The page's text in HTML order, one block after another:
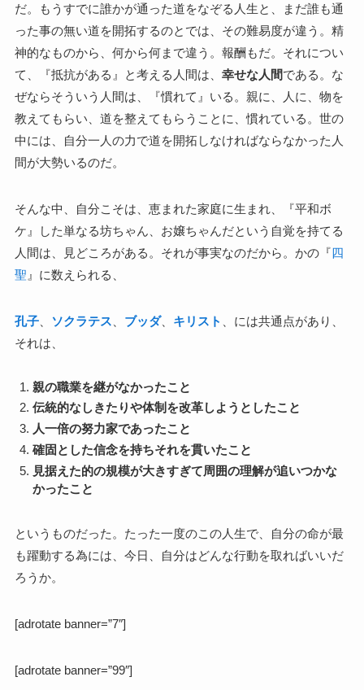
だ。もうすでに誰かが通った道をなぞる人生と、まだ誰も通
った事の無い道を開拓するのとでは、その難易度が違う。精
神的なものから、何から何まで違う。報酬もだ。それについ
て、『抵抗がある』と考える人間は、 幸せな人間である。な
ぜならそういう人間は、『慣れて』いる。親に、人に、物を
教えてもらい、道を整えてもらうことに、慣れている。世の
中には、自分一人の力で道を開拓しなければならなかった人
間が大勢いるのだ。
そんな中、自分こそは、恵まれた家庭に生まれ、『平和ボ
ケ』した単なる坊ちゃん、お嬢ちゃんだという自覚を持てる
人間は、見どころがある。それが事実なのだから。かの『四
聖 』に数えられる、
孔子、 ソクラテス ブッダ、 キリスト
、には共通点があり、
それは、
親の職業を継がなかったこと
伝統的なしきたりや体制を改革しようとしたこと
人一倍の努力家であったこと
確固とした信念を持ちそれを貫いたこと
見据えた的の規模が大きすぎて周囲の理解が追いつかな
かったこと
というものだった。たった一度のこの人生で、自分の命が最
も躍動する為には、今日、自分はどんな行動を取ればいいだ
ろうか。
[adrotate banner=”7″]
[adrotate banner=”99″]